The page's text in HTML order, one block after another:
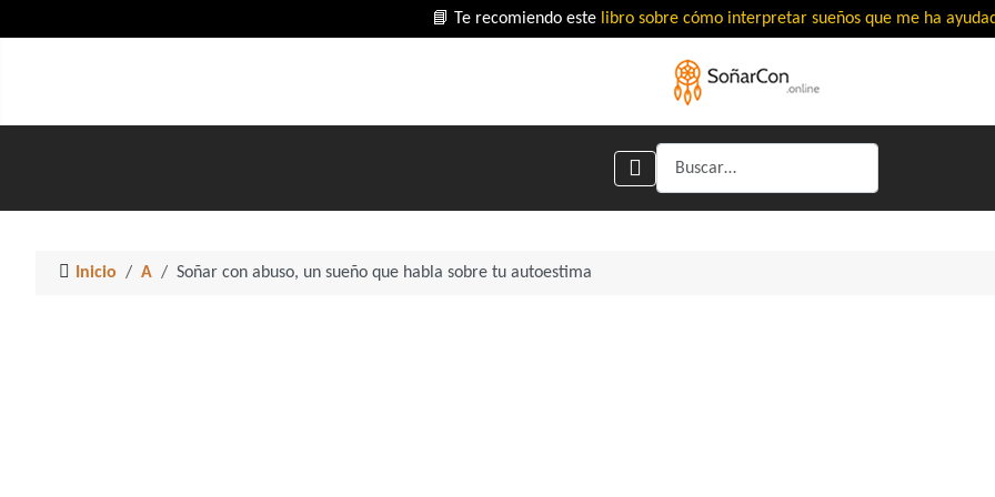
📘 Te recomiendo este libro sobre cómo interpretar sueños que me ha
Buscar
Inicio A Soñar con abuso, un sueño que habla sobre tu autoestima